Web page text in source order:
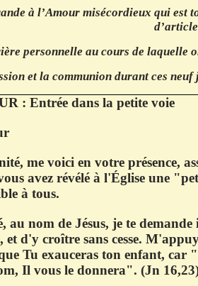
à l’Amour misécordieux qui est
d’article
personnelle au cours de laquelle
et la communion durant ces neuf
: Entrée dans la petite voie
me voici en votre présence,
avez révélé à l'Église une
à tous.
au nom de Jésus, je te
et d'y croître sans cesse.
Tu exauceras ton enfant, car
Il vous le donnera". (Jn